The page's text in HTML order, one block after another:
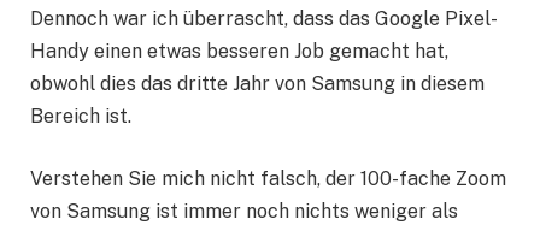
Dennoch war ich überrascht, dass das Google Pixel-
Handy einen etwas besseren Job gemacht hat,
obwohl dies das dritte Jahr von Samsung in diesem
Bereich ist.
Verstehen Sie mich nicht falsch, der 100-fache Zoom
von Samsung ist immer noch nichts weniger als